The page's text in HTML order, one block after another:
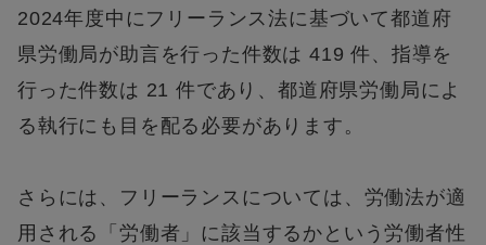
2024年度中にフリーランス法に基づいて都道府
県労働局が助言を行った件数は 419 件、指導を
行った件数は 21 件であり、都道府県労働局によ
る執行にも目を配る必要があります。
さらには、フリーランスについては、労働法が適
用される「労働者」に該当するかという労働者性